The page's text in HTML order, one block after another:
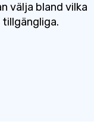
välja bland vilka